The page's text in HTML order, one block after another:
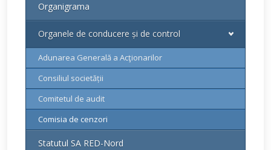
Organigrama
Organele de conducere și de control
Adunarea Generală a Acţionarilor
Consiliul societății
Comitetul de audit
Comisia de cenzori
Statutul SA RED-Nord